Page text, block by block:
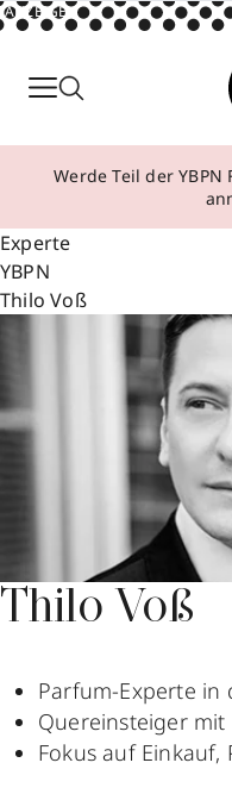
ANZEIGE
Parfum
Make-up
Inspiration
Über YBPN
Aktionen
Storefinder
Werde Teil der
Experte
YBPN
Thilo Voß
Thilo Voß
Parfum-Experte in
Quereinsteiger
Fokus auf